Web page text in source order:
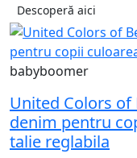
Descoperă aici
babyboomer
United Colors
denim pentru
talie reglabila